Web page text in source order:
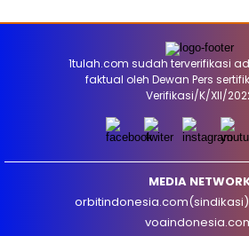
1tulah.com sudah terverifikasi
faktual oleh Dewan Pers
Verifikasi/K/XII/
MEDIA
orbitindonesia.com(sindikasi)